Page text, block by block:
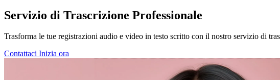
Servizio di Trascrizione Professionale
Trasforma le tue registrazioni audio e video in testo scritto con il nostro servizio di
Contattaci Inizia ora